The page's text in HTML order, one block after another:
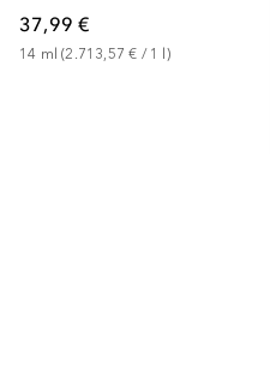
37,99 €
14 ml (2.713,57 € / 1 )